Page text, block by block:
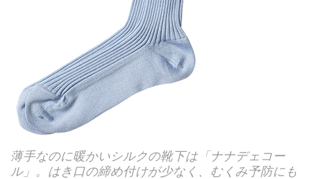
薄手なのに暖かいシルクの靴下は「ナナデェコー
ル」。はき口の締め付けが少なく、むくみ予防にも